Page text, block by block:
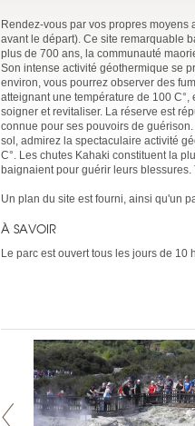
Rendez-vous par vos propres
avant le départ). Ce site remarquable
plus de 700 ans, la communauté
Son intense activité géothermique se
environ, vous pourrez observer des
atteignant une température de 100
soigner et revitaliser. La réserve est
connue pour ses pouvoirs de
sol, admirez la spectaculaire activité
C°. Les chutes Kahaki constituent la
baignaient pour guérir leurs
Un plan du site est fourni, ainsi qu'un
À SAVOIR
Le parc est ouvert tous les jours de